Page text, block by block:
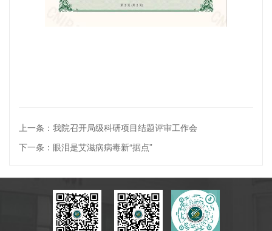
上一条：我院召开局级科研项目结题评审工作会
下一条：眼泪是艾滋病病毒新“据点”